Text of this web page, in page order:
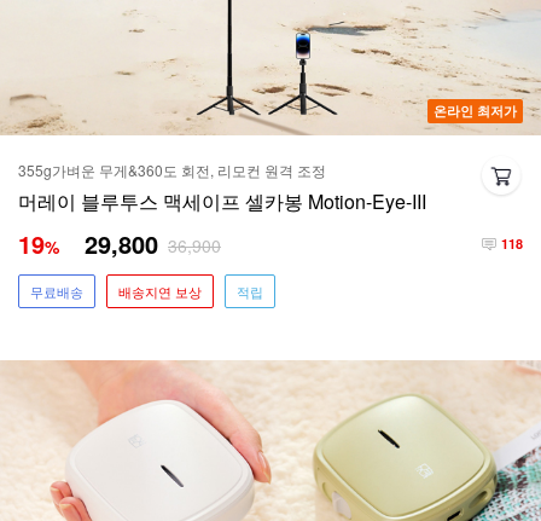
온라인 최저가
355g가벼운 무게&360도 회전, 리모컨 원격 조정
머레이 블루투스 맥세이프 셀카봉 Motion-Eye-III
118
19% 29,800 36,900
무료배송 배송지연 보상 적립